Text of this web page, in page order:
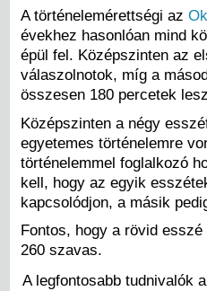
A történelemérettségi az
évekhez hasonlóan mind
épül fel. Középszinten az
válaszolnotok, míg a
összesen 180 percetek
Középszinten a négy
egyetemes történelemre
történelemmel foglalkozó
kell, hogy az egyik
kapcsolódjon, a másik
Fontos, hogy a rövid
260 szavas.
A legfontosabb tudnivalók